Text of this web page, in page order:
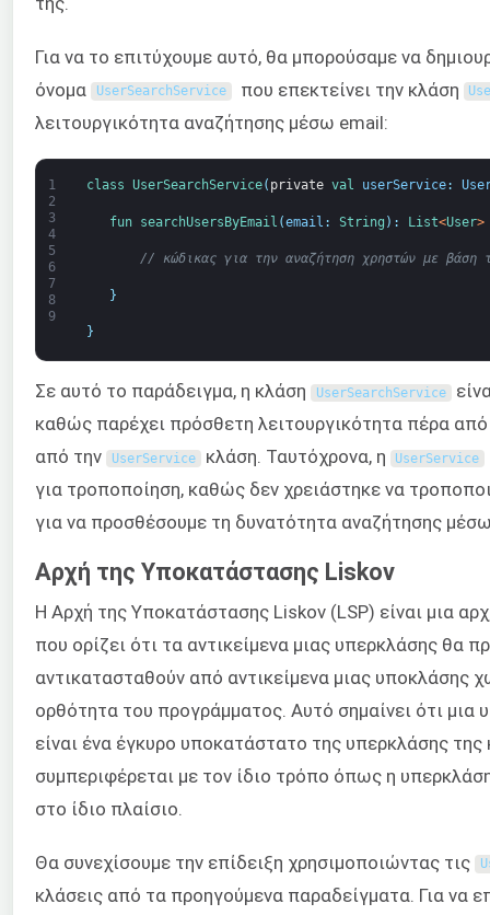
Για να το επιτύχουμε αυτό, θα μπορούσαμε να
όνομα
UserSearchService που επεκτείνει την κλάση
λειτουργικότητα αναζήτησης μέσω email:
1
2
3
4
5
6
7
8
9
class UserSearchService( private val userService:
fun searchUsersByEmail (email : String ) : List<User>
// κώδικας για την αναζήτηση χρηστών με βάση
}
}
Σε αυτό το παράδειγμα, η κλάση UserSearchService
καθώς παρέχει πρόσθετη λειτουργικότητα πέρα
από την
UserService κλάση. Ταυτόχρονα, η UserService
για τροποποίηση, καθώς δεν χρειάστηκε να
για να προσθέσουμε τη δυνατότητα αναζήτησης
Αρχή της Υποκατάστασης Liskov
Η Αρχή της Υποκατάστασης Liskov (LSP) είναι μια
που ορίζει ότι τα αντικείμενα μιας υπερκλάσης θα
αντικατασταθούν από αντικείμενα μιας υποκλάσης
ορθότητα του προγράμματος. Αυτό σημαίνει ότι μια
είναι ένα έγκυρο υποκατάστατο της υπερκλάσης της
συμπεριφέρεται με τον ίδιο τρόπο όπως η
στο ίδιο πλαίσιο.
Θα συνεχίσουμε την επίδειξη χρησιμοποιώντας τις
κλάσεις από τα προηγούμενα παραδείγματα. Για να